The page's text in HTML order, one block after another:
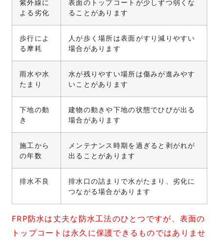
紫外線に
よる劣化
表面のトップコートが少しずつ弱くな
ることがあります
歩行によ
る摩耗
人が歩く場所は表面がすり減りやすい
場合があります
雨水や水
たまり
水が残りやすい場所は傷みが進みやす
いことがあります
下地の動
き
建物の動きや下地の状態でひびが出る
場合があります
施工から
の年数
メンテナンス時期を過ぎると剥がれが
出ることがあります
排水不良
排水口の詰まりで水がたまり、劣化に
つながる場合があります
FRP防水は丈夫な防水工法のひとつですが、表面の
トップコートは永久に保護できるものではありませ